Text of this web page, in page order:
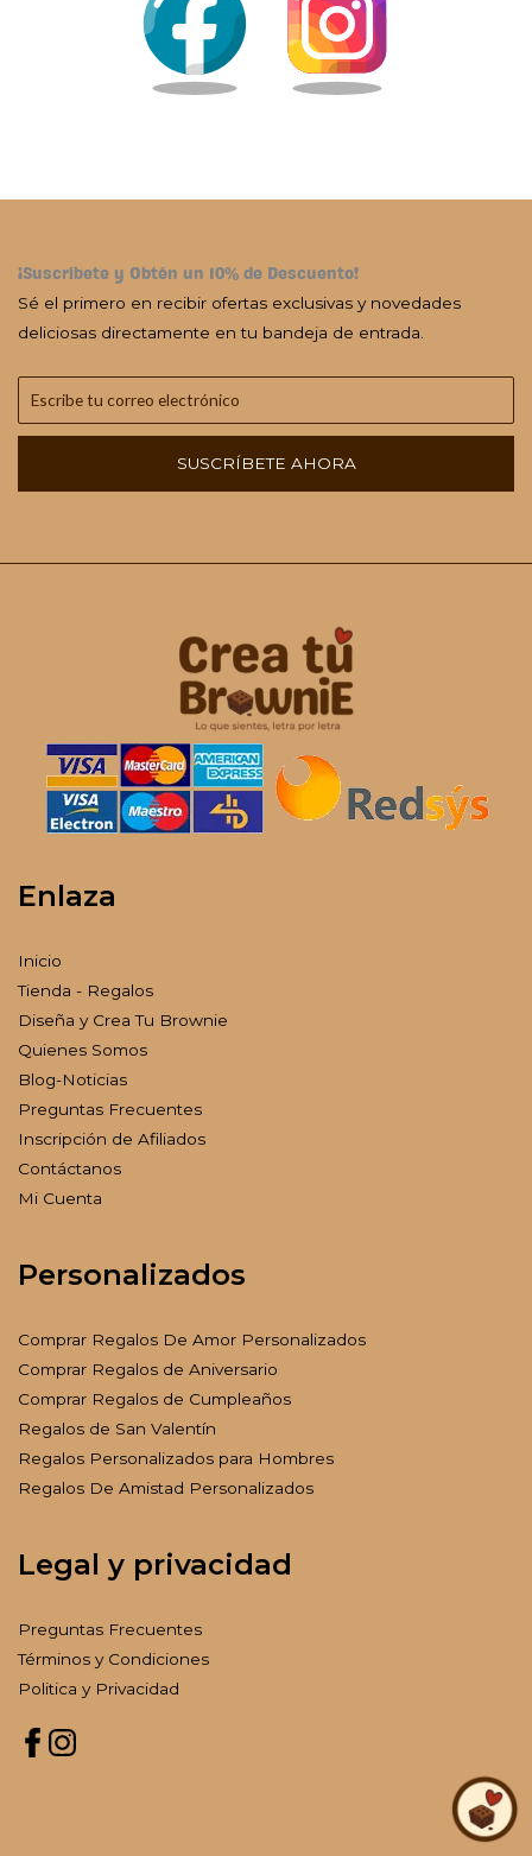
¡Suscríbete y Obtén un 10% de Descuento!
Sé el primero en recibir ofertas exclusivas y novedades
deliciosas directamente en tu bandeja de entrada.
SUSCRÍBETE AHORA
Enlaza
Inicio
Tienda - Regalos
Diseña y Crea Tu Brownie
Quienes Somos
Blog-Noticias
Preguntas Frecuentes
Inscripción de Afiliados
Contáctanos
Mi Cuenta
Personalizados
Comprar Regalos De Amor Personalizados
Comprar Regalos de Aniversario
Comprar Regalos de Cumpleaños
Regalos de San Valentín
Regalos Personalizados para Hombres
Regalos De Amistad Personalizados
Legal y privacidad
Preguntas Frecuentes
Términos y Condiciones
Politica y Privacidad